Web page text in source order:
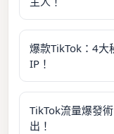
爆款TikTok：4大
IP！
TikTok流量爆發
出！